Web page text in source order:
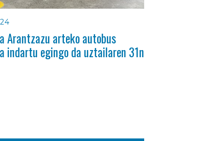
Arantzazu arteko autobus
indartu egingo da uztailaren 31n